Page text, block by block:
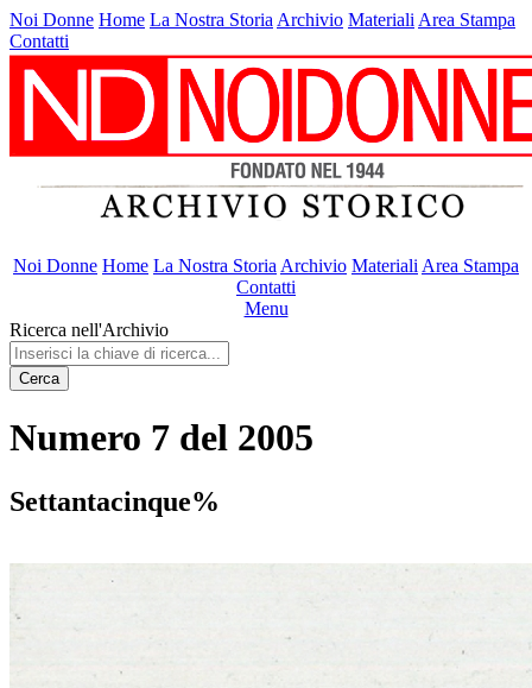
Noi Donne Home La Nostra Storia Archivio Materiali Area Stampa
Contatti
Noi Donne Home La Nostra Storia Archivio Materiali Area Stampa
Contatti
Menu
Ricerca nell'Archivio
Cerca
Numero 7 del 2005
Settantacinque%